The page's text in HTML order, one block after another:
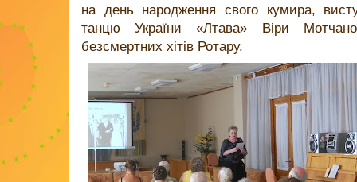
на день народження свого кумира,
танцю України «Лтава» Віри
безсмертних хітів Ротару.